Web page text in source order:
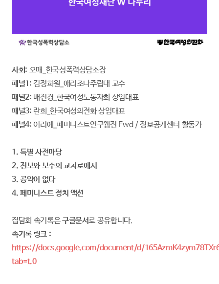
사회: 오매_한국성폭력상담소장
패널1: 김정희원_애리조나주립대 교수
패널2: 배진경_한국여성노동자회 상임대표
패널3: 란희_한국여성의전화 상임대표
패널4: 이리예_페미니스트연구웹진 Fwd / 정보공개센터 활동가
1. 특별 사전마당
2. 진보와 보수의 교차로에서
3. 공약이 없다
4. 페미니스트 정치 액션
집담회 속기록은구글문서로 공유합니다.
속기록 링크 :
https://docs.google.com/document/d/
tab=t.0